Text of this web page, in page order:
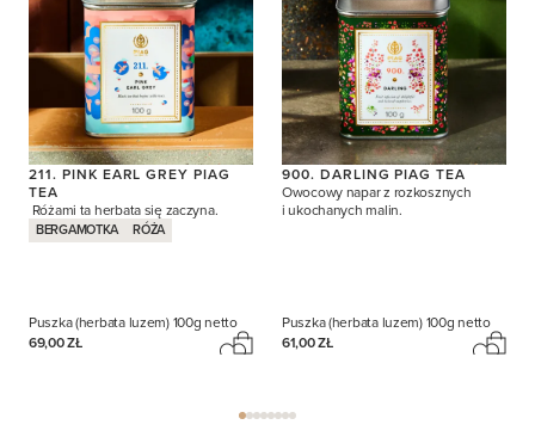
211. PINK EARL GREY PIAG
TEA
Różami ta herbata się zaczyna.
BERGAMOTKA RÓŻA
Puszka (herbata luzem)100g netto
69,00 ZŁ
900. DARLING PIAG TEA
Owocowy napar z rozkosznych
i ukochanych malin.
Puszka (herbata luzem)100g netto
61,00 ZŁ